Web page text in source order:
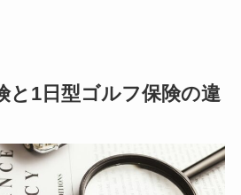
と1日型ゴルフ保険の違